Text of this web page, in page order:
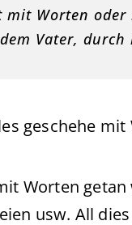
Worten
Vater, durch
geschehe
Worten
usw. All